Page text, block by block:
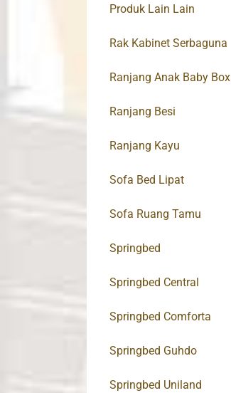
Produk Lain Lain
Rak Kabinet Serbaguna
Ranjang Anak Baby Box
Ranjang Besi
Ranjang Kayu
Sofa Bed Lipat
Sofa Ruang Tamu
Springbed
Springbed Central
Springbed Comforta
Springbed Guhdo
Springbed Uniland